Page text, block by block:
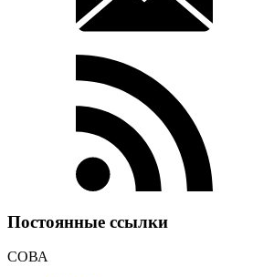
Постоянные ссылки
СОВА